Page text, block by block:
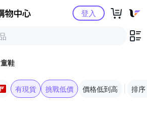
Yahoo購物中心登入
童鞋
有現貨 挑戰低價 價格低到高 排序